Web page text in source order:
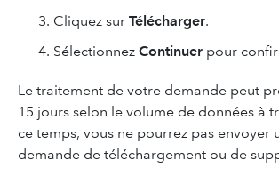
Cliquez sur Télécharger.
Sélectionnez Continuer pour
Le traitement de votre demande peut
15 jours selon le volume de données à
ce temps, vous ne pourrez pas envoyer
demande de téléchargement ou de